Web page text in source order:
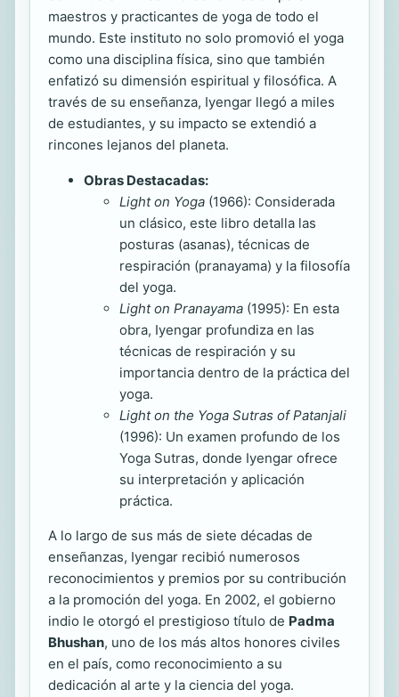
maestros y practicantes de yoga de todo el
mundo. Este instituto no solo promovió el yoga
como una disciplina física, sino que también
enfatizó su dimensión espiritual y filosófica. A
través de su enseñanza, Iyengar llegó a miles
de estudiantes, y su impacto se extendió a
rincones lejanos del planeta.
Obras Destacadas:
Light on Yoga (1966): Considerada
un clásico, este libro detalla las
posturas (asanas), técnicas de
respiración (pranayama) y la filosofía
del yoga.
Light on Pranayama (1995): En esta
obra, Iyengar profundiza en las
técnicas de respiración y su
importancia dentro de la práctica del
yoga.
Light on the Yoga Sutras of Patanjali
(1996): Un examen profundo de los
Yoga Sutras, donde Iyengar ofrece
su interpretación y aplicación
práctica.
A lo largo de sus más de siete décadas de
enseñanzas, Iyengar recibió numerosos
reconocimientos y premios por su contribución
a la promoción del yoga. En 2002, el gobierno
indio le otorgó el prestigioso título de Padma
Bhushan, uno de los más altos honores civiles
en el país, como reconocimiento a su
dedicación al arte y la ciencia del yoga.